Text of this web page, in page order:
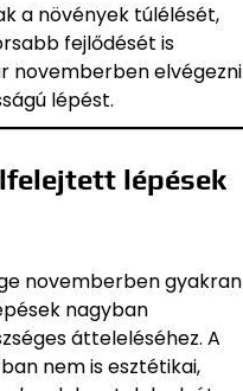
a növények túlélését,
fejlődését is
novemberben elvégezni
lépést.
lépések
novemberben gyakran
nagyban
átteleléséhez. A
nem is esztétikai,